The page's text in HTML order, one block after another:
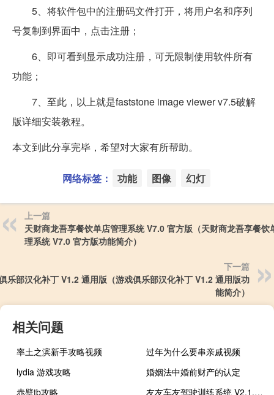
5、将软件包中的注册码文件打开，将用户名和序列
号复制到界面中，点击注册；
6、即可看到显示成功注册，可无限制使用软件所有
功能；
7、至此，以上就是faststone image viewer v7.5破解
版详细安装教程。
本文到此分享完毕，希望对大家有所帮助。
网络标签： 功能 图像 幻灯
上一篇
天财商龙吾享餐饮单店管理系统 V7.0 官方版（天财商龙吾享餐饮
理系统 V7.0 官方版功能简介）
下一篇
乐部汉化补丁 V1.2 通用版（游戏俱乐部汉化补丁 V1.2 通用版功
能简介）
相关问题
率土之滨新手攻略视频
过年为什么要串亲戚视频
lydia 游戏攻略
婚姻法中婚前财产的认定
赤壁tb攻略
友友车友驾驶训练系统 V2.1.0 官方免费版（友友车友驾驶训练系统 V2.1.0 官方免费版功能简介）